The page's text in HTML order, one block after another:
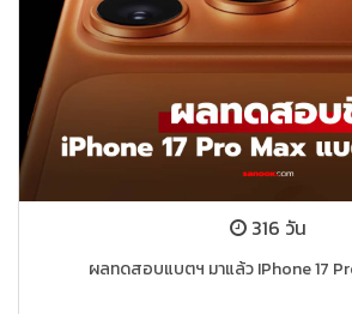
316 วัน
ผลทดสอบแบตฯ มาแล้ว IPhone 17